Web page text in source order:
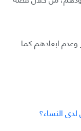
ابعادهم كما
لدى النساء؟